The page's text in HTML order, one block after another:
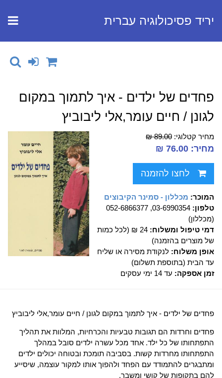
יריד פסיכולוגיה עברית
פחדים של ילדים - איך לתמוך במקום
לגונן / חיים עומר,אלי ליבוביץ
מחיר קטלוגי: 89.00 ₪
מחיר: 76.00 ₪
לחצו להזמנה
המוכר: מכללון - סמינר הקיבוצים
טלפון:
03-6990354, 052-6866377
(מכללון)
דמי טיפול ומשלוח:
24 ₪ (לכל כמות
של מוצרים בהזמנה)
אופן משלוח: לנקודת מסירה או שליח
עד הבית (בתוספת תשלום)
זמן אספקה: עד 14 ימי עסקים
פחדים של ילדים - איך לתמוך במקום לגונן / חיים עומר,אלי ליבוביץ
פחדים וחרדות הם תגובות טבעיות והכרחיות, המלוות את תהליך
התפתחותו של כל ילד. אחד מכל עשרה ילדים סובל במהלך
התפתחותו מחרדות קשות. בסביבה תומכת ובטוחה יכולים ילדים
ומתבגרים להתמודד עם הפחד ולהפוך אותו למקור עוצמה, שיסייע
להם בתקופות של קושי ומשבר.